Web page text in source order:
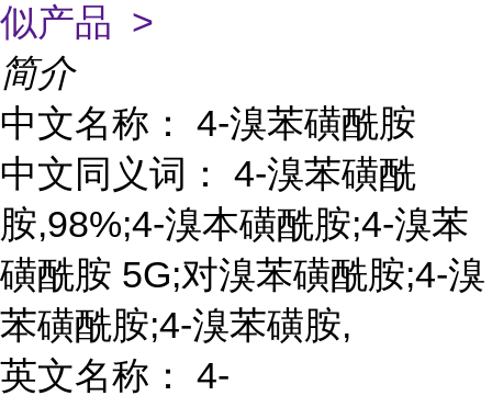
似产品 >
简介
中文名称： 4-溴苯磺酰胺
中文同义词： 4-溴苯磺酰
胺,98%;4-溴本磺酰胺;4-溴苯
磺酰胺 5G;对溴苯磺酰胺;4-溴
苯磺酰胺;4-溴苯磺胺,
英文名称： 4-